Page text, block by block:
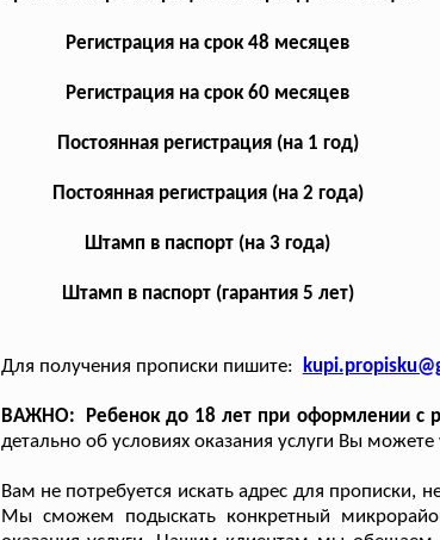
Регистрация на срок 48 месяцев
Регистрация на срок 60 месяцев
Постоянная регистрация (на 1 год)
Постоянная регистрация (на 2 года)
Штамп в паспорт (на 3 года)
Штамп в паспорт (гарантия 5 лет)
Для получения прописки пишите:
ВАЖНО: Ребенок до 18 лет при оформлении с
детально об условиях оказания услуги Вы можете
Вам не потребуется искать адрес для прописки,
Мы сможем подыскать конкретный